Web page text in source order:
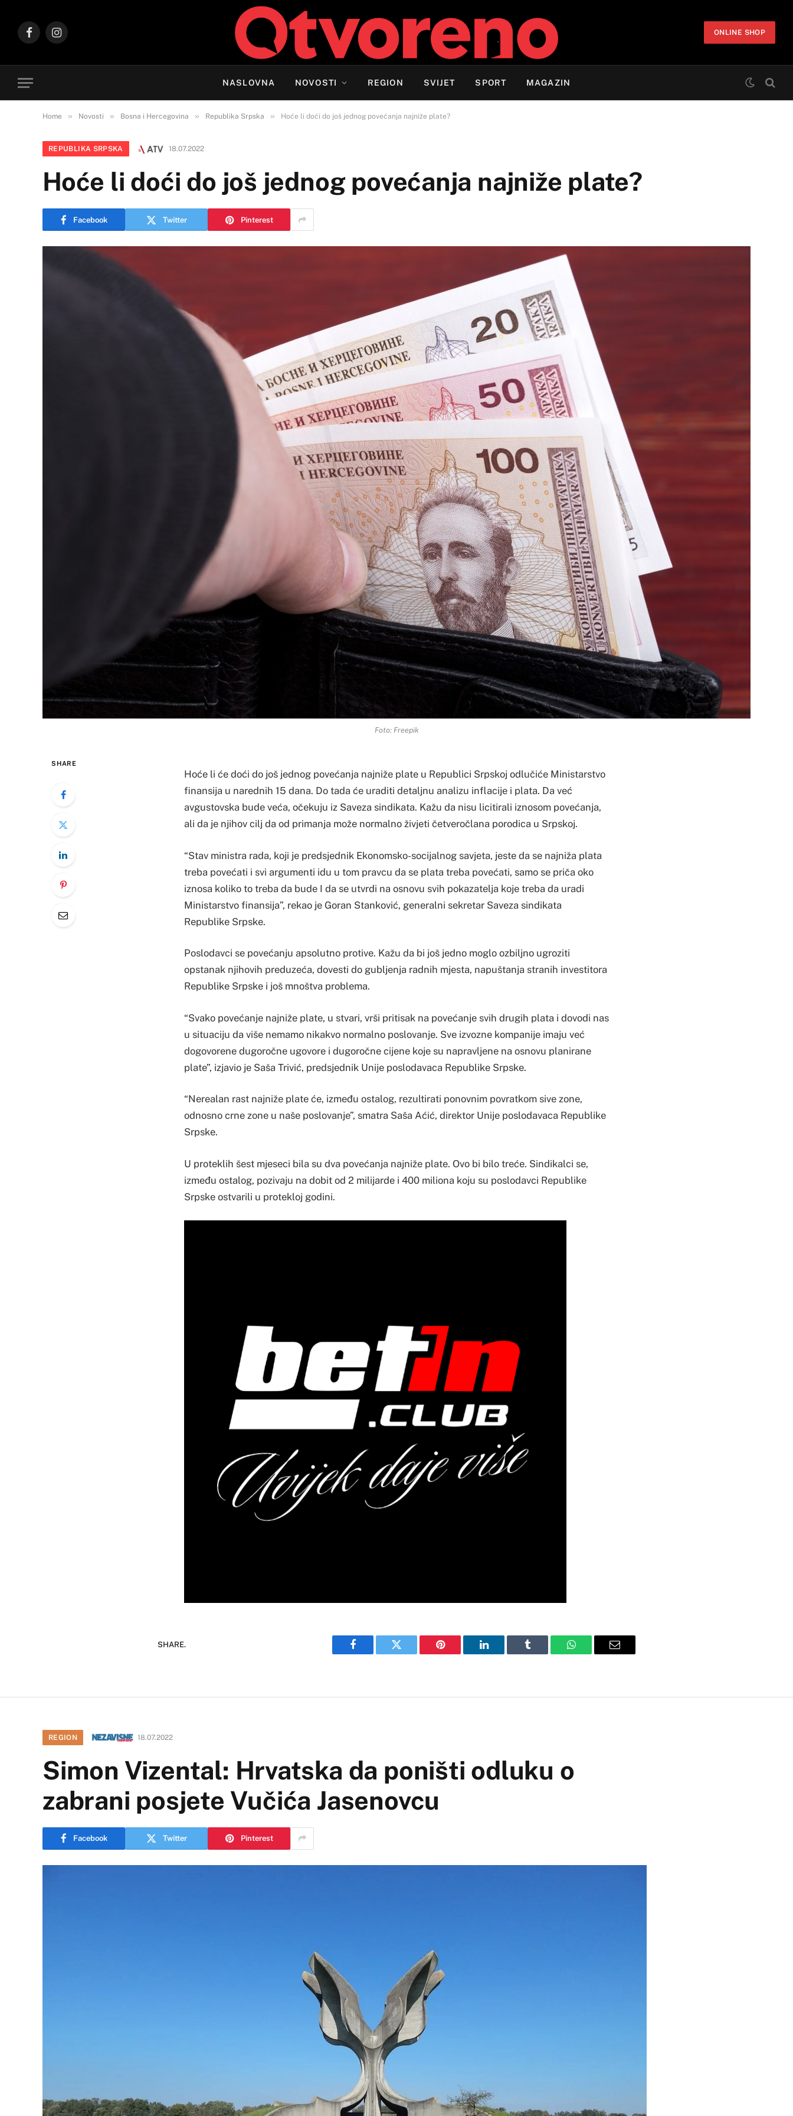
FacebookInstagram
ONLINE SHOP
NASLOVNA NOVOSTI REGION SVIJET SPORT MAGAZIN
Home » Novosti » Bosna i Hercegovina » Republika Srpska » Hoće li doći do još jednog povećanja najniže plate?
REPUBLIKA SRPSKA 18.07.2022
Hoće li doći do još jednog povećanja najniže plate?
Facebook Twitter Pinterest
Foto: Freepik
SHARE
Hoće li će doći do još jednog povećanja najniže plate u Republici Srpskoj odlučiće Ministarstvo
finansija u narednih 15 dana. Do tada će uraditi detaljnu analizu inflacije i plata. Da već
avgustovska bude veća, očekuju iz Saveza sindikata. Kažu da nisu licitirali iznosom povećanja,
ali da je njihov cilj da od primanja može normalno živjeti četveročlana porodica u Srpskoj.
“Stav ministra rada, koji je predsjednik Ekonomsko-socijalnog savjeta, jeste da se najniža plata
treba povećati i svi argumenti idu u tom pravcu da se plata treba povećati, samo se priča oko
iznosa koliko to treba da bude I da se utvrdi na osnovu svih pokazatelja koje treba da uradi
Ministarstvo finansija”, rekao je Goran Stanković, generalni sekretar Saveza sindikata
Republike Srpske.
Poslodavci se povećanju apsolutno protive. Kažu da bi još jedno moglo ozbiljno ugroziti
opstanak njihovih preduzeća, dovesti do gubljenja radnih mjesta, napuštanja stranih investitora
Republike Srpske i još mnoštva problema.
“Svako povećanje najniže plate, u stvari, vrši pritisak na povećanje svih drugih plata i dovodi nas
u situaciju da više nemamo nikakvo normalno poslovanje. Sve izvozne kompanije imaju već
dogovorene dugoročne ugovore i dugoročne cijene koje su napravljene na osnovu planirane
plate”, izjavio je Saša Trivić, predsjednik Unije poslodavaca Republike Srpske.
“Nerealan rast najniže plate će, između ostalog, rezultirati ponovnim povratkom sive zone,
odnosno crne zone u naše poslovanje”, smatra Saša Aćić, direktor Unije poslodavaca Republike
Srpske.
U proteklih šest mjeseci bila su dva povećanja najniže plate. Ovo bi bilo treće. Sindikalci se,
između ostalog, pozivaju na dobit od 2 milijarde i 400 miliona koju su poslodavci Republike
Srpske ostvarili u protekloj godini.
SHARE.
Facebook Twitter Pinterest LinkedIn Tumblr WhatsAppEmail
REGION 18.07.2022
Simon Vizental: Hrvatska da poništi odluku o
zabrani posjete Vučića Jasenovcu
Facebook Twitter Pinterest